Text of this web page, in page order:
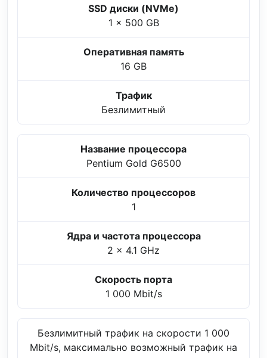
SSD диски (NVMe)
1 x 500 GB
Оперативная память
16 GB
Трафик
Безлимитный
Название процессора
Pentium Gold G6500
Количество процессоров
1
Ядра и частота процессора
2 x 4.1 GHz
Скорость порта
1 000 Mbit/s
Безлимитный трафик на скорости 1 000
Mbit/s, максимально возможный трафик на